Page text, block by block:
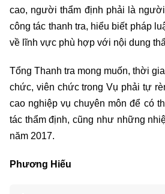
cao, người thẩm định phải là
công tác thanh tra, hiểu biết pháp
về lĩnh vực phù hợp với nội dung
Tổng Thanh tra mong muốn, thời
chức, viên chức trong Vụ phải tự
cao nghiệp vụ chuyên môn để có
tác thẩm định, cũng như những
năm 2017.
Phương Hiếu